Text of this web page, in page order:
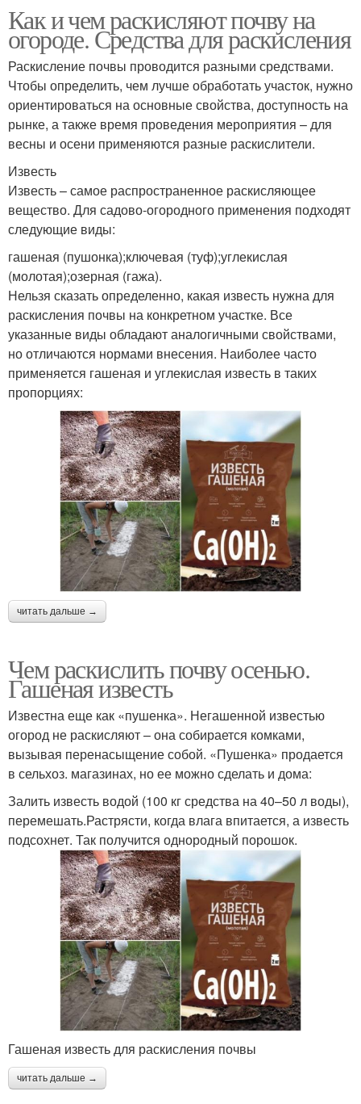
Как и чем раскисляют почву на
огороде. Средства для раскисления
Раскисление почвы проводится разными средствами.
Чтобы определить, чем лучше обработать участок, нужно
ориентироваться на основные свойства, доступность на
рынке, а также время проведения мероприятия – для
весны и осени применяются разные раскислители.
Известь
Известь – самое распространенное раскисляющее
вещество. Для садово-огородного применения подходят
следующие виды:
гашеная (пушонка);ключевая (туф);углекислая
(молотая);озерная (гажа).
Нельзя сказать определенно, какая известь нужна для
раскисления почвы на конкретном участке. Все
указанные виды обладают аналогичными свойствами,
но отличаются нормами внесения. Наиболее часто
применяется гашеная и углекислая известь в таких
пропорциях:
читать дальше →
Чем раскислить почву осенью.
Гашеная известь
Известна еще как «пушенка». Негашенной известью
огород не раскисляют – она собирается комками,
вызывая перенасыщение собой. «Пушенка» продается
в сельхоз. магазинах, но ее можно сделать и дома:
Залить известь водой (100 кг средства на 40–50 л воды),
перемешать.Растрясти, когда влага впитается, а известь
подсохнет. Так получится однородный порошок.
Гашеная известь для раскисления почвы
читать дальше →